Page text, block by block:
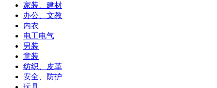
家装、建材
办公、文教
内衣
电工电气
男装
童装
纺织、皮革
安全、防护